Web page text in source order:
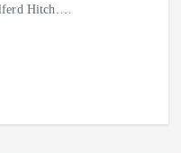
Hitch.…